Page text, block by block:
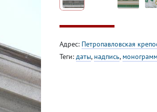
Адрес: Петропавловская
Теги: даты, надпись,